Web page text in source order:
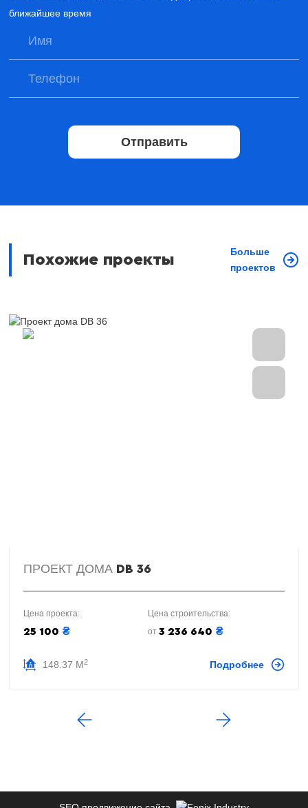
ближайшее время
Отправить
Похожие проекты
Больше
проектов
ПРОЕКТ ДОМА DB 36
Цена проекта:
25 100 ₴
Цена строительства:
от 3 236 640 ₴
148.37 М2 Подробнее